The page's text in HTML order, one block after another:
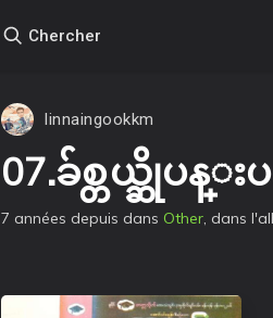
Chercher
linnaingookkm
07.ခ်စ္တယ္ဆိုပန္း
7 années depuis dans Other, dans